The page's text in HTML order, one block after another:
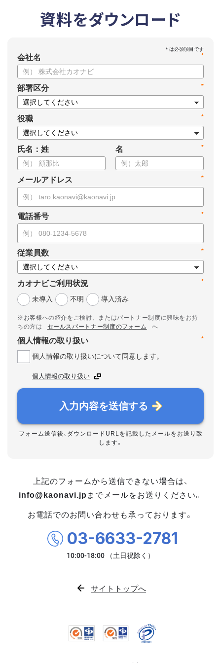
資料をダウンロード
*
会社名
*
部署区分
*
役職
氏名：姓 *
名
*
メールアドレス
*
電話番号
*
従業員数
*
カオナビご利用状況
未導入
不明 導入済み
※お客様への紹介をご検討、またはパートナー制度に興味をお持
ちの方は
セールスパートナー制度のフォーム
へ
*
個人情報の取り扱い
個人情報の取り扱いについて同意します。
個人情報の取り扱い
入力内容を送信する
フォーム送信後、ダウンロードURLを記載したメールをお送り致
します。
上記のフォームから送信できない場合は、
info@kaonavi.jp までメールをお送りください。
お電話でのお問い合わせも承っております。
03-6633-2781
サイトトップへ